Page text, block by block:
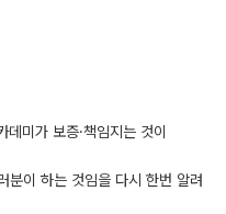
미가 보증·책임지는 것이
분이 하는 것임을 다시 한번 알려